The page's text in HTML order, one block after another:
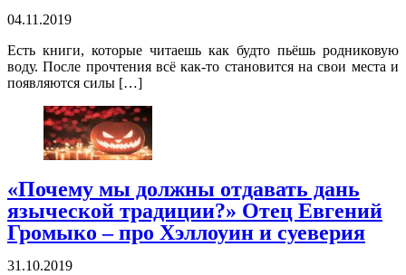
04.11.2019
Есть книги, которые читаешь как будто пьёшь родниковую
воду. После прочтения всё как-то становится на свои места и
появляются силы […]
«Почему мы должны отдавать дань
языческой традиции?» Отец Евгений
Громыко – про Хэллоуин и суеверия
31.10.2019